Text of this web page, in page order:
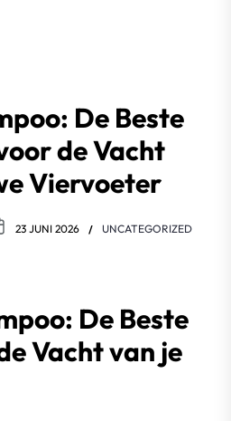
De Beste
de Vacht
Viervoeter
23 JUNI 2026 UNCATEGORIZED
De Beste
Vacht van je